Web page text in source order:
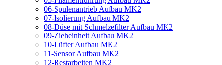
06-Spulenantrieb Aufbau MK2
07-Isolierung Aufbau MK2
08-Düse mit Schmelzefilter Aufbau MK2
09-Zieheinheit Aufbau MK2
10-Lüfter Aufbau MK2
11-Sensor Aufbau MK2
12-Restarbeiten MK2